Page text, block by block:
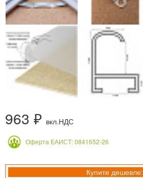
963 ₽ вкл.НДС
Оферта ЕАИСТ: 0841652-26
Купите дешевле: